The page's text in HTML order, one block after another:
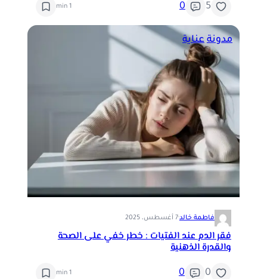
5
0
1 min
مدونة عناية
فاطمة خالد·7 أغسطس، 2025
فقر الدم عند الفتيات : خطر خفي على الصحة
والقدرة الذهنية
0
0
1 min